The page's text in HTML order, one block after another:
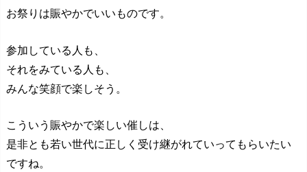
お祭りは賑やかでいいものです。
参加している人も、
それをみている人も、
みんな笑顔で楽しそう。
こういう賑やかで楽しい催しは、
是非とも若い世代に正しく受け継がれていってもらいたい
ですね。